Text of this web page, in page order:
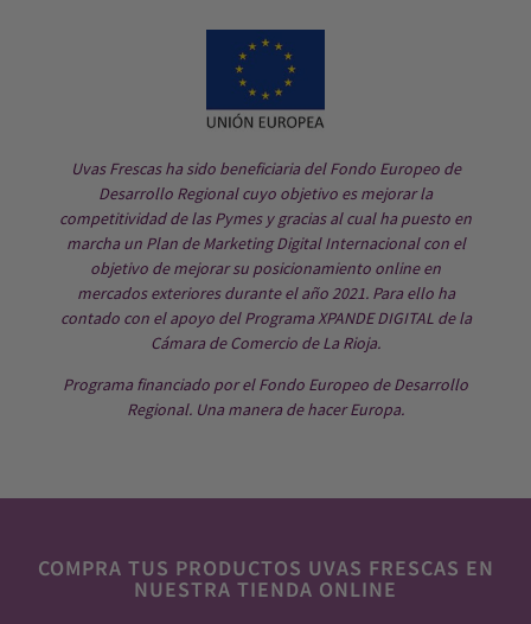
Uvas Frescas ha sido beneficiaria del Fondo Europeo de
Desarrollo Regional cuyo objetivo es mejorar la
competitividad de las Pymes y gracias al cual ha puesto en
marcha un Plan de Marketing Digital Internacional con el
objetivo de mejorar su posicionamiento online en
mercados exteriores durante el año 2021. Para ello ha
contado con el apoyo del Programa XPANDE DIGITAL de la
Cámara de Comercio de La Rioja.
Programa financiado por el Fondo Europeo de Desarrollo
Regional. Una manera de hacer Europa.
COMPRA TUS PRODUCTOS UVAS FRESCAS EN
NUESTRA TIENDA ONLINE